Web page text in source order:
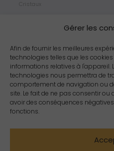
Gérer les
Afin de fournir les meilleures
technologies telles que les
informations relatives à l'appareil.
technologies nous permettra de
comportement de navigation ou
site. Le fait de ne pas consentir
avoir des conséquences
fonctions.
Cristaux
Propriétés
Arômes
Zodiacs